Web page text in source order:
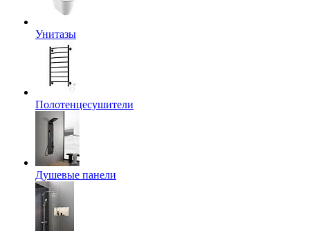
Унитазы
Полотенцесушители
Душевые панели